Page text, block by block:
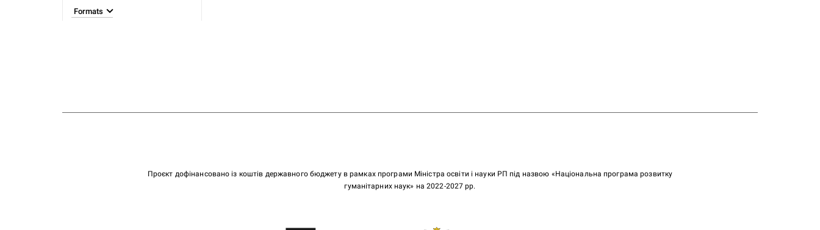
Formats
Проєкт дофінансовано із коштів державного бюджету в рамках програми Міністра освіти і науки РП під назвою «Національна програма розвитку
гуманітарних наук» на 2022-2027 рр.